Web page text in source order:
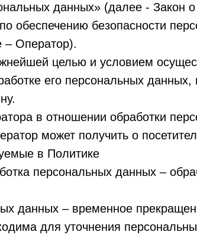
данных» (далее - Закон о
обеспечению безопасности
– Оператор).
целью и условием
его персональных
в отношении обработки
может получить о
в Политике
персональных данных –
данных – временное
для уточнения